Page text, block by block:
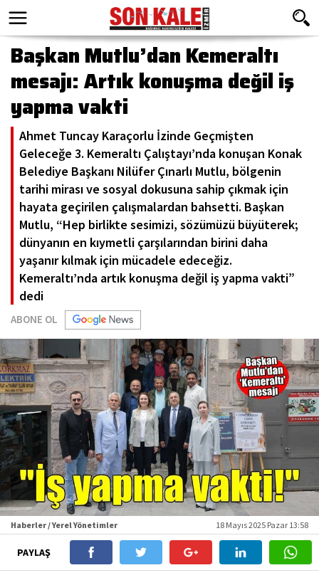
Başkan Mutlu’dan Kemeraltı
mesajı: Artık konuşma değil iş
yapma vakti
Ahmet Tuncay Karaçorlu İzinde Geçmişten
Geleceğe 3. Kemeraltı Çalıştayı’nda konuşan Konak
Belediye Başkanı Nilüfer Çınarlı Mutlu, bölgenin
tarihi mirası ve sosyal dokusuna sahip çıkmak için
hayata geçirilen çalışmalardan bahsetti. Başkan
Mutlu, “Hep birlikte sesimizi, sözümüzü büyüterek;
dünyanın en kıymetli çarşılarından birini daha
yaşanır kılmak için mücadele edeceğiz.
Kemeraltı’nda artık konuşma değil iş yapma vakti”
dedi
ABONE OL
Haberler / Yerel Yönetimler 18 Mayıs 2025 Pazar 13:58
PAYLAŞ